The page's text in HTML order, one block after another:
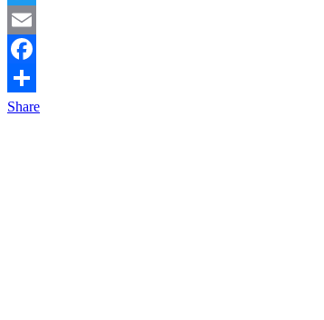
Twitter
Email
Facebook
Share